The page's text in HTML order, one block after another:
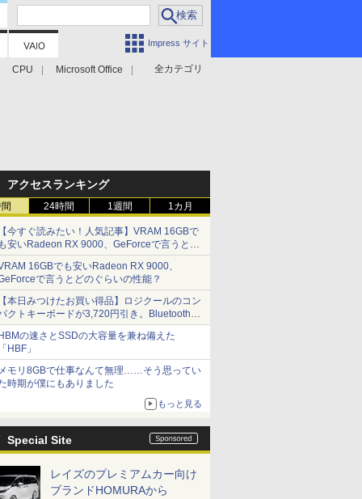
Impress サイト
全カテゴリ
CPU Microsoft Office
アクセスランキング
24時間 1週間 1カ月
今すぐ読みたい！人気記事】VRAM 16GBで
安いRadeon RX 9000、GeForceで言うとど
ぐらいの性能？ - PC Watch
16GBでも安いRadeon RX 9000、
で言うとどのぐらいの性能？
本日みつけたお買い得品】ロジクールのコン
クトキーボードが3,720円引き。Bluetoothで3
接続対応
の速さとSSDの大容量を兼ね備えた
HBF」
モリ8GBで仕事なんて無理……そう思ってい
時期が僕にもありました
もっと見る
Special Site
レイズのプレミアムカー向け
ブランドHOMURAから